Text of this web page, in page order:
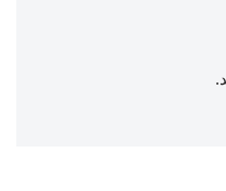
.